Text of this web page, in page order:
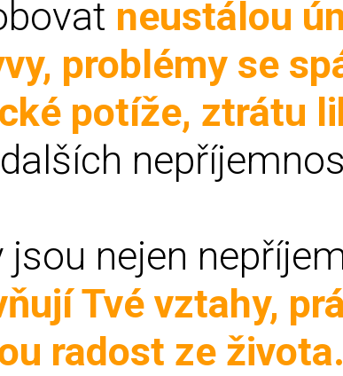
neustálou
problémy se
potíže, ztrátu
nejen
Tvé vztahy,
radost ze života.